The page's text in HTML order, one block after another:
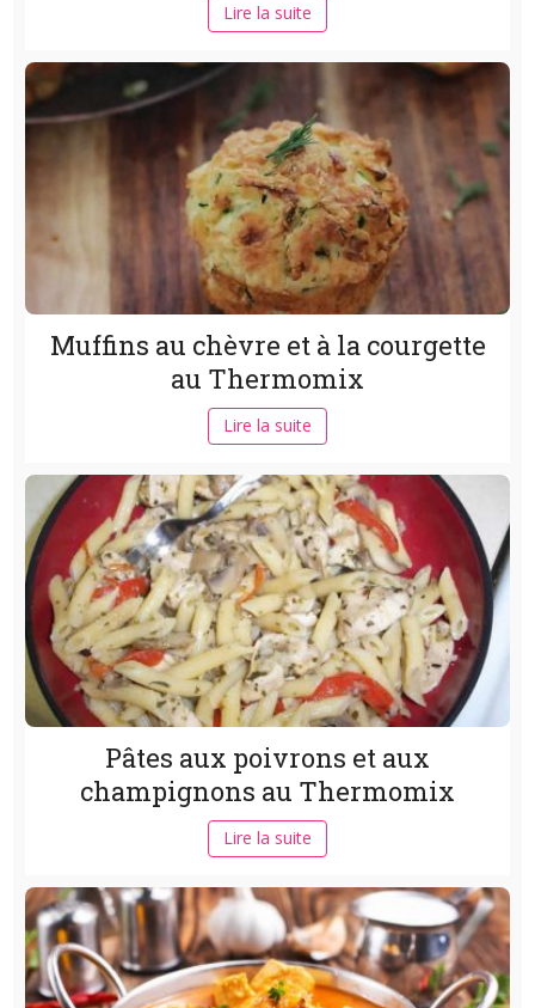
Lire la suite
Muffins au chèvre et à la courgette
au Thermomix
Lire la suite
Pâtes aux poivrons et aux
champignons au Thermomix
Lire la suite